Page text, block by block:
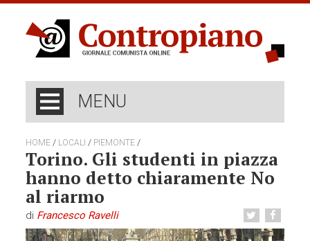
MENU
HOME / LOCALI / PIEMONTE /
Torino. Gli studenti in piazza
hanno detto chiaramente No
al riarmo
di Francesco Ravelli